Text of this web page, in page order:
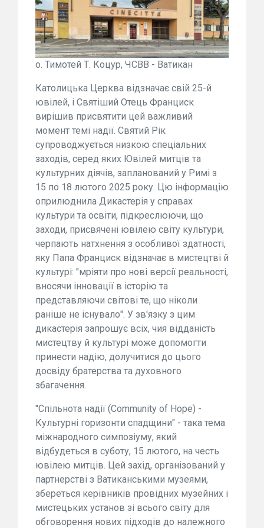
о. Тимотей Т. Коцур, ЧСВВ - Ватикан
Католицька Церква відзначає свій 25-й
ювілей, і Святіший Отець Франциск
вирішив присвятити цей важливий
момент темі надії. Святий Рік
супроводжується низкою спеціальних
заходів, серед яких Ювілей митців та
культурних діячів, запланований у Римі з
15 по 18 лютого 2025 року. Цю інформацію
оприлюднила Дикастерія у справах
культури та освіти, підкреслюючи, що
заходи, присвячені ювілею світу культури,
черпають натхнення з особливої здатності,
яку Папа Франциск відзначає в мистецтві й
культурі: "мріяти про нові версії реальності,
вносячи інновації в історію та
представляючи світові те, що ніколи
раніше не існувало". У зв'язку з цим
дикастерія запрошує всіх, чия відданість
мистецтву й культурі може допомогти
принести надію, долучитися до цього
досвіду братерства та духовного
збагачення.
"Спільнота надії (Community of Hope) -
Культурні горизонти спадщини" - така тема
міжнародного симпозіуму, який
відбудеться в суботу, 15 лютого, на честь
ювілею митців. Цей захід, організований у
партнерстві з Ватиканськими музеями,
збереться керівників провідних музейних і
мистецьких установ зі всього світу для
обговорення нових підходів до належного